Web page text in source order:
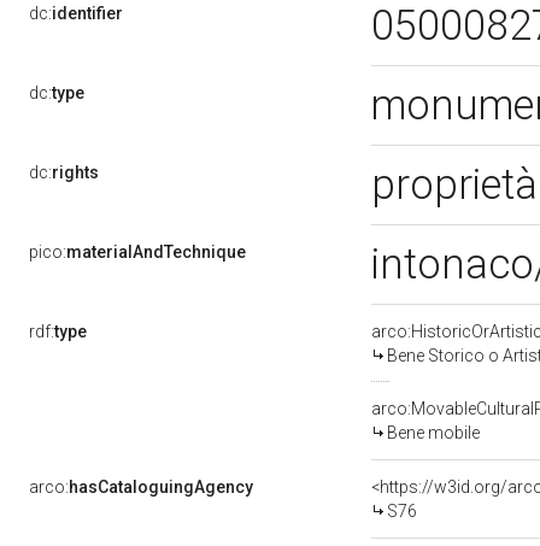
dc:identifier
dc:type
dc:rights
pico:materialAndTechnique
rdf:type
Bene Storico o
Bene mobile
arco:hasCataloguingAgency
<https://w3id.org/
S76